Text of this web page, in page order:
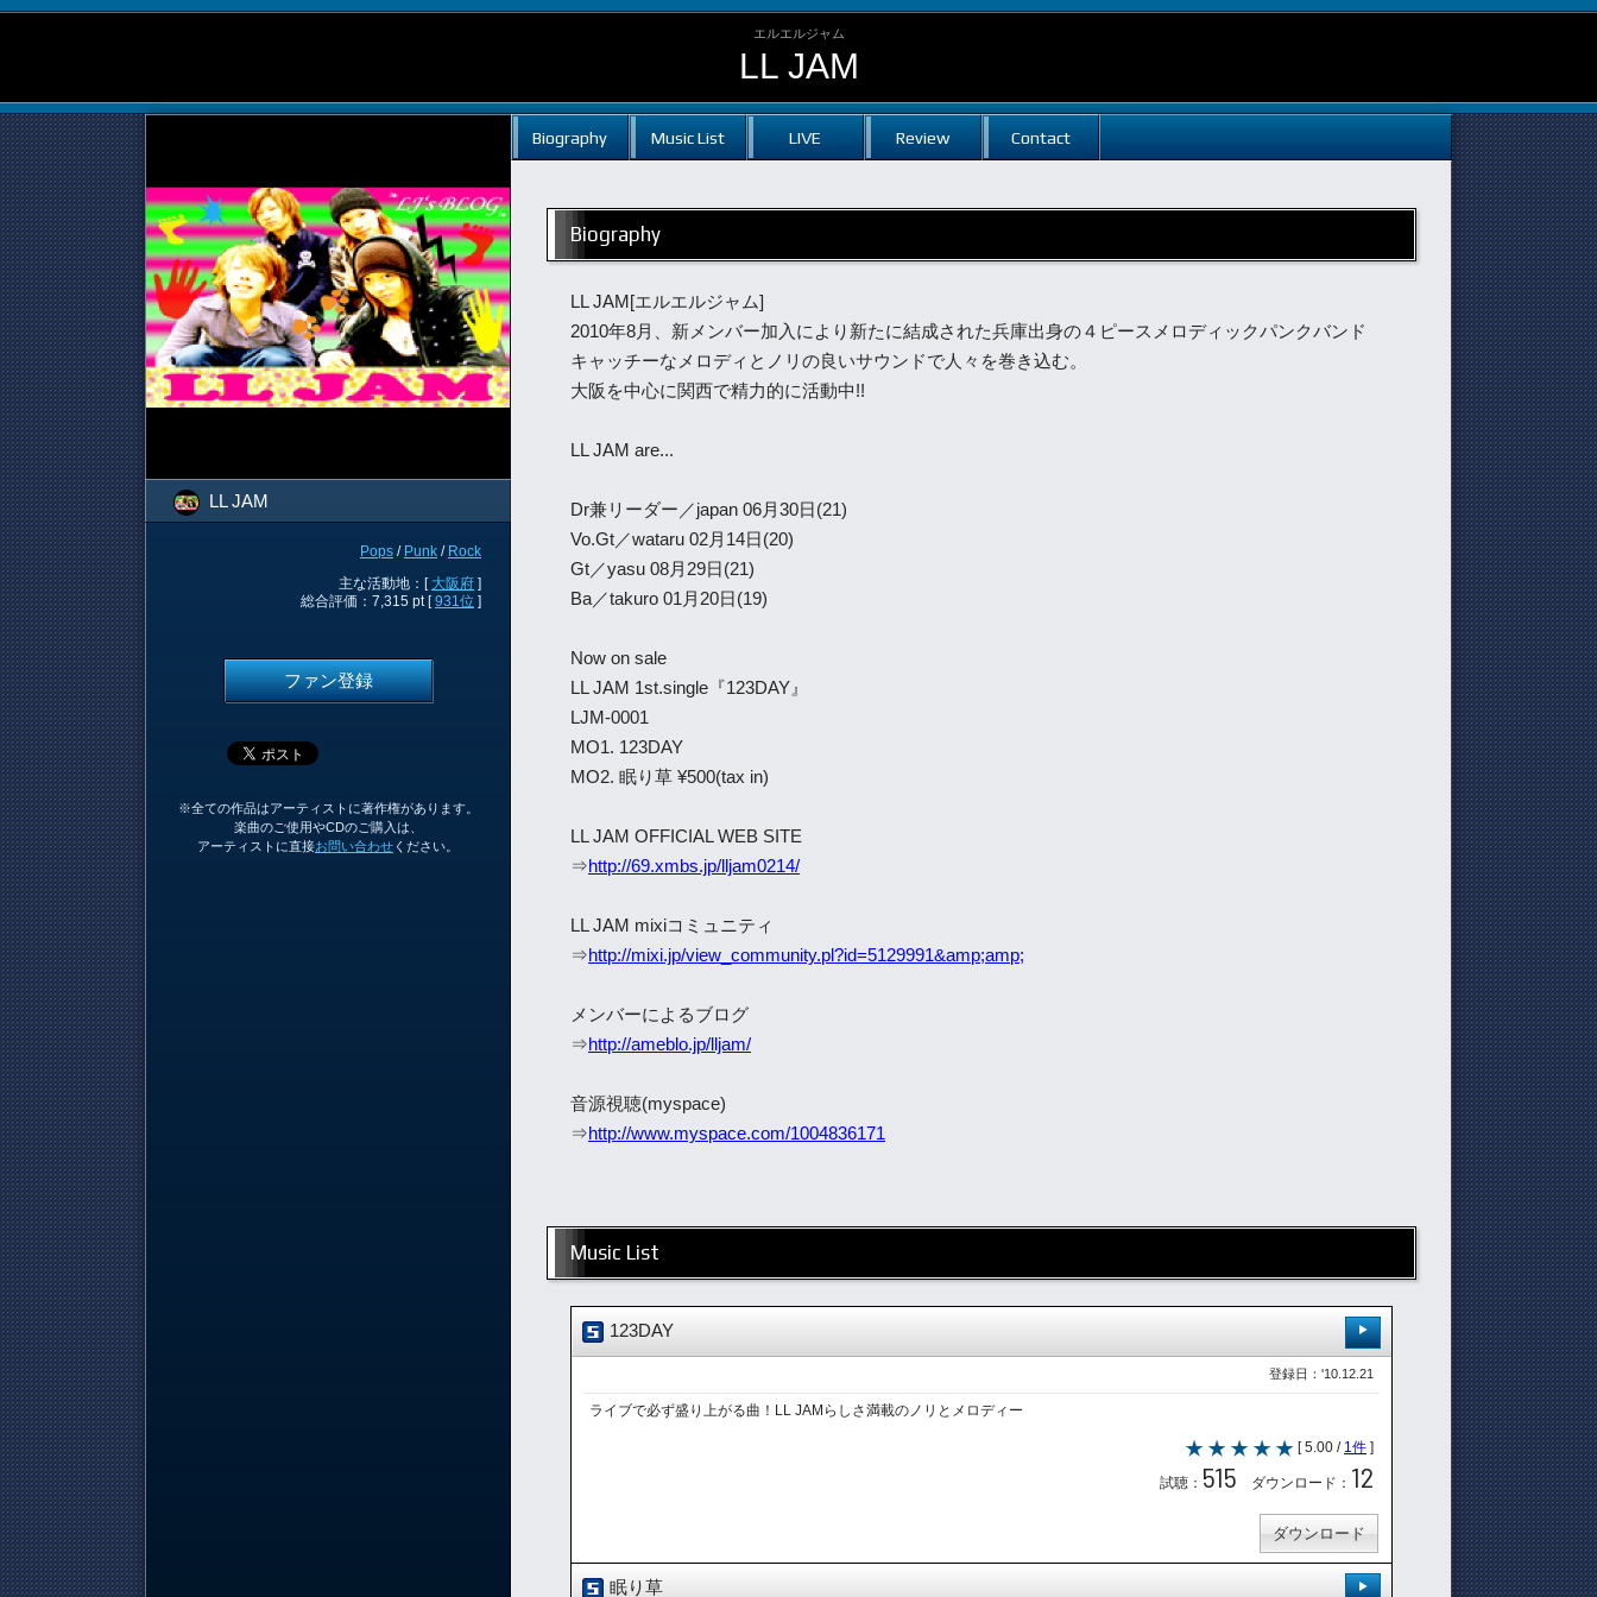
エルエルジャム
LL JAM
LL JAM
Pops / Punk / Rock
主な活動地：[ 大阪府 ]
総合評価：7,315 pt [931位 ]
ファン登録
※全ての作品はアーティストに著作権があります。
楽曲のご使用やCDのご購入は、
アーティストに直接お問い合わせ ください。
Biography Music List LIVE Review Contact
Biography
LL JAM[エルエルジャム]
2010年8月、新メンバー加入により新たに結成された兵庫出身の４ピースメロディックパンクバンド
キャッチーなメロディとノリの良いサウンドで人々を巻き込む。
大阪を中心に関西で精力的に活動中!!
LL JAM are...
Dr兼リーダー／japan 06月30日(21)
Vo.Gt／wataru 02月14日(20)
Gt／yasu 08月29日(21)
Ba／takuro 01月20日(19)
Now on sale
LL JAM 1st.single『123DAY』
LJM-0001
MO1. 123DAY
MO2. 眠り草 ¥500(tax in)
LL JAM OFFICIAL WEB SITE
⇒http://69.xmbs.jp/lljam0214/
LL JAM mixiコミュニティ
⇒http://mixi.jp/view_community.pl?id=5129991&amp;amp;
メンバーによるブログ
⇒http://ameblo.jp/lljam/
音源視聴(myspace)
⇒http://www.myspace.com/1004836171
Music List
123DAY
登録日：'10.12.21
ライブで必ず盛り上がる曲！LL JAMらしさ満載のノリとメロディー
[ 5.00 / 1件 ]
試聴： 515 ダウンロード： 12
ダウンロード
眠り草